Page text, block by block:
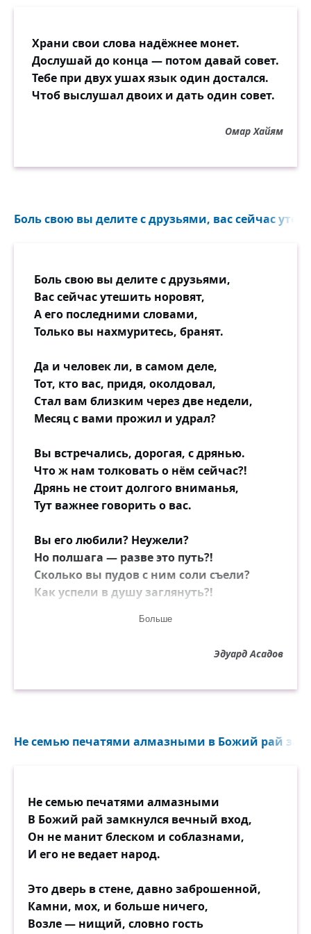
Храни свои слова надёжнее монет.
Дослушай до конца — потом давай совет.
Тебе при двух ушах язык один достался.
Чтоб выслушал двоих и дать один совет.
Омар Хайям
Боль свою вы делите с друзьями, вас сейчас
Боль свою вы делите с друзьями,
Вас сейчас утешить норовят,
А его последними словами,
Только вы нахмуритесь, бранят.
Да и человек ли, в самом деле,
Тот, кто вас, придя, околдовал,
Стал вам близким через две недели,
Месяц с вами прожил и удрал?
Вы встречались, дорогая, с дрянью.
Что ж нам толковать о нём сейчас?!
Дрянь не стоит долгого вниманья,
Тут важнее говорить о вас.
Вы его любили? Неужели?
Но полшага — разве это путь?!
Сколько вы пудов с ним соли съели?
Как успели в душу заглянуть?!
Что вы знали, ведали о нём?
Комплимент, цветы, по моде брюки —
Целоваться на четвёртый вечер
Пусть весна, пускай улыбка глаз...
Но ведь мало, мало две недели!
Вы б сперва хоть разглядеть успели,
Что за руки обнимают вас!
Говорите, трудно разобраться,
Если страсть. Допустим, что и так.
Но ведь должен чем-то отличаться
Больше
Эдуард Асадов
Не семью печатями алмазными в Божий рай
Не семью печатями алмазными
В Божий рай замкнулся вечный вход,
Он не манит блеском и соблазнами,
И его не ведает народ.
Это дверь в стене, давно заброшенной,
Камни, мох, и больше ничего,
Возле — нищий, словно гость